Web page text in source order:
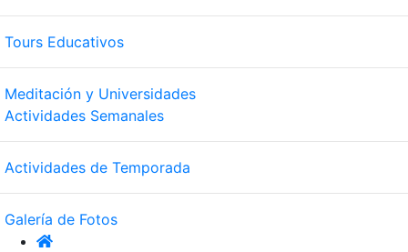
Tours Educativos
Meditación y Universidades
Actividades Semanales
Actividades de Temporada
Galería de Fotos